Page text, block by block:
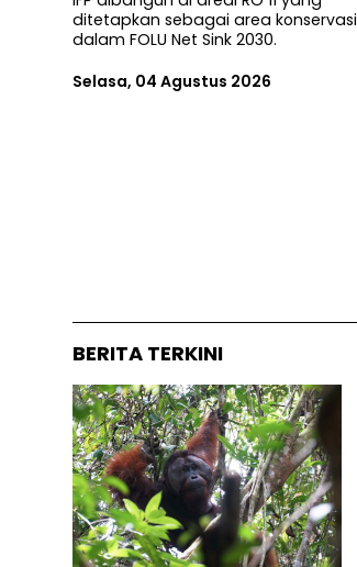
ditetapkan sebagai area konservasi
dalam FOLU Net Sink 2030.
Selasa, 04 Agustus 2026
BERITA TERKINI